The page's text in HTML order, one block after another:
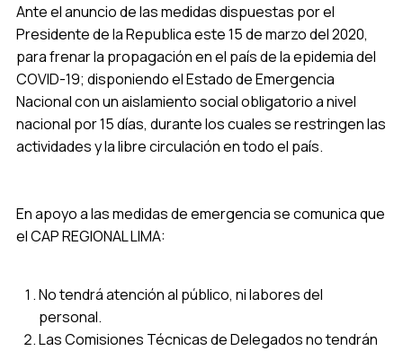
Ante el anuncio de las medidas dispuestas por el
Presidente de la Republica este 15 de marzo del 2020,
para frenar la propagación en el país de la epidemia del
COVID-19; disponiendo el Estado de Emergencia
Nacional con un aislamiento social obligatorio a nivel
nacional por 15 días, durante los cuales se restringen las
actividades y la libre circulación en todo el país.
En apoyo a las medidas de emergencia se comunica que
el CAP REGIONAL LIMA:
No tendrá atención al público, ni labores del
personal.
Las Comisiones Técnicas de Delegados no tendrán